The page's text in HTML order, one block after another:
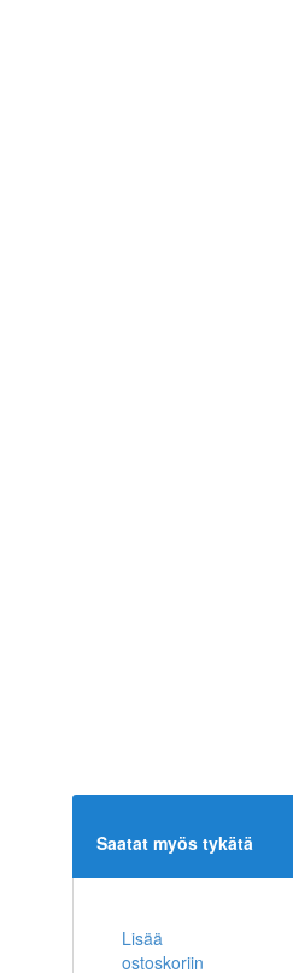
Saatat myös tykätä
Lisää
ostoskoriin